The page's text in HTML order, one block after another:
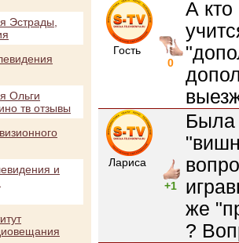
Гость
0
А кто
Лариса
+1
Была
же
?
Эстрады,
Ольги
тв отзывы
и